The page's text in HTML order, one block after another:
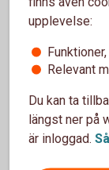
upplevelse:
Relevant
Du kan ta
längst ner på
är inloggad.